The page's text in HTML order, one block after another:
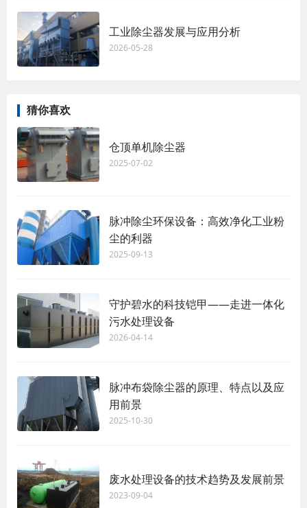
工业除尘器发展与应用分析
2026-05-28
猜你喜欢
仓顶单机除尘器
2025-07-02
脉冲除尘环保设备：高效净化工业粉
尘的利器
2025-09-13
守护碧水的科技铠甲——走进一体化
污水处理设备
2026-04-14
脉冲布袋除尘器的原理、特点以及应
用前景
2025-10-30
废水处理设备的技术趋势及发展前景
2023-09-04